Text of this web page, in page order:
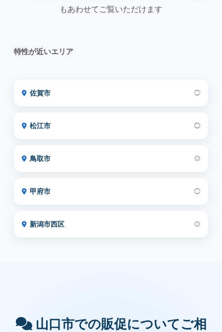
もあわせてご覧いただけます
特性が近いエリア
佐賀市 ◯
松江市 ◯
鳥取市 ◎
甲府市 ◯
新潟市西区 ◎
山口市での販促についてご相